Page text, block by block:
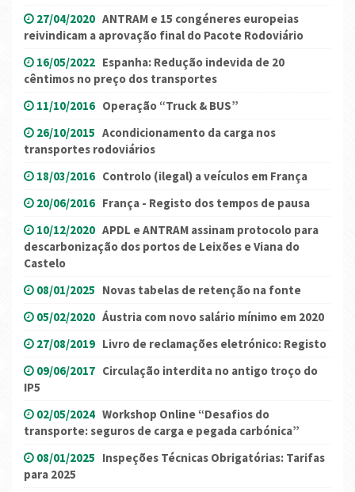
27/04/2020 ANTRAM e 15 congéneres europeias
reivindicam a aprovação final do Pacote Rodoviário
16/05/2022 Espanha: Redução indevida de 20
cêntimos no preço dos transportes
11/10/2016 Operação “Truck & BUS”
26/10/2015 Acondicionamento da carga nos
transportes rodoviários
18/03/2016 Controlo (ilegal) a veículos em França
20/06/2016 França - Registo dos tempos de pausa
10/12/2020 APDL e ANTRAM assinam protocolo para
descarbonização dos portos de Leixões e Viana do
Castelo
08/01/2025 Novas tabelas de retenção na fonte
05/02/2020 Áustria com novo salário mínimo em 2020
27/08/2019 Livro de reclamações eletrónico: Registo
09/06/2017 Circulação interdita no antigo troço do
IP5
02/05/2024 Workshop Online “Desafios do
transporte: seguros de carga e pegada carbónica”
08/01/2025 Inspeções Técnicas Obrigatórias: Tarifas
para 2025